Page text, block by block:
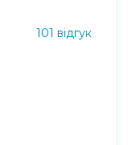
101 відгук